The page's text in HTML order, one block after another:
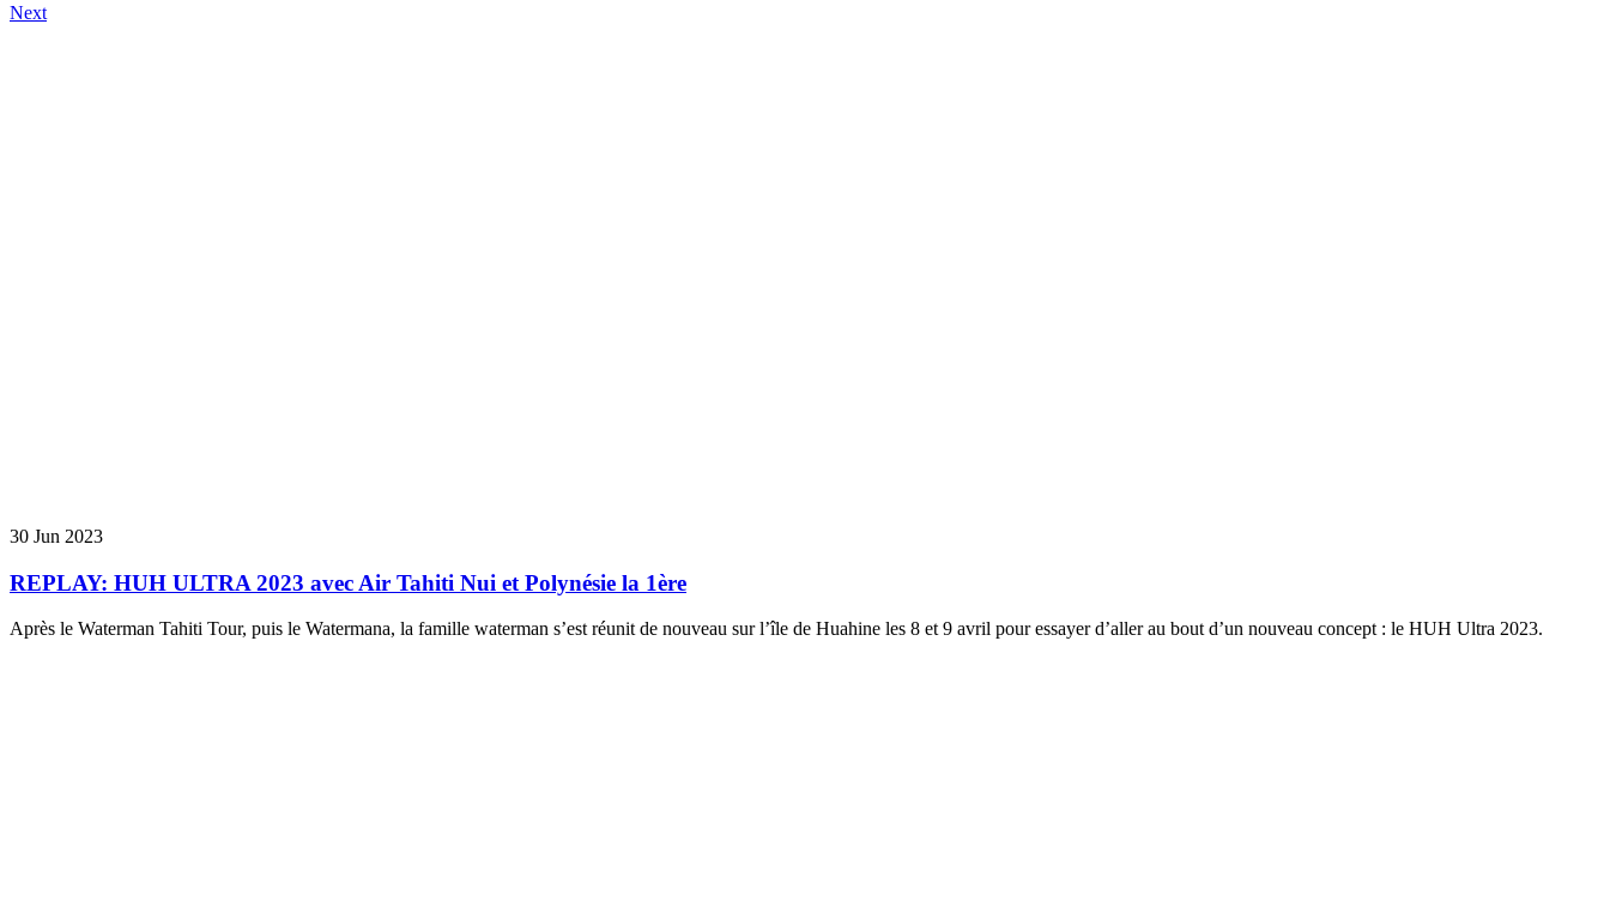
Next
30 Jun 2023
REPLAY: HUH ULTRA 2023 avec Air Tahiti Nui et Polynésie la 1ère
Après le Waterman Tahiti Tour, puis le Watermana, la famille waterman s’est réunit de nouveau sur l’île de Huahine les 8 et 9 avril pour essayer d’aller au bout d’un nouveau concept : le HUH Ultra 2023.